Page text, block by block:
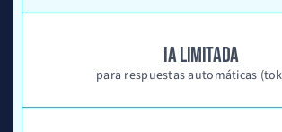
IA LIMITADA
para respuestas automáticas